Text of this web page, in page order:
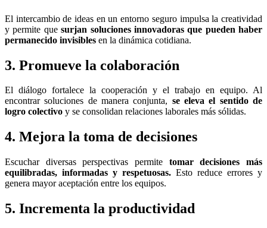
El intercambio de ideas en un entorno seguro impulsa la creatividad
y permite quesurjan soluciones innovadoras que pueden haber
permanecido invisibles en la dinámica cotidiana.
3. Promueve la colaboración
El diálogo fortalece la cooperación y el trabajo en equipo. Al
encontrar soluciones de manera conjunta, se eleva el sentido de
logro colectivo y se consolidan relaciones laborales más sólidas.
4. Mejora la toma de decisiones
Escuchar diversas perspectivas permite tomar decisiones más
equilibradas, informadas y respetuosas. Esto reduce errores y
genera mayor aceptación entre los equipos.
5. Incrementa la productividad